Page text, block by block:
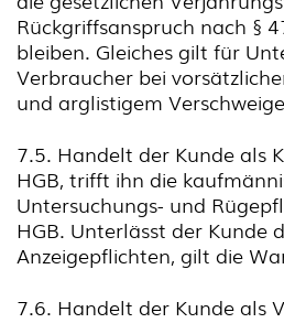
Rückgriffsanspruch nach §
bleiben. Gleiches gilt für
Verbraucher bei
und arglistigem
7.5. Handelt der Kunde als
HGB, trifft ihn die
Untersuchungs- und
HGB. Unterlässt der Kunde
Anzeigepflichten, gilt die
7.6. Handelt der Kunde als